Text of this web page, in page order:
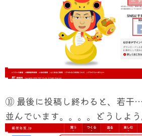
⑩ 最後に投稿し終わると、若干
並んでいます。。。。どうしよう